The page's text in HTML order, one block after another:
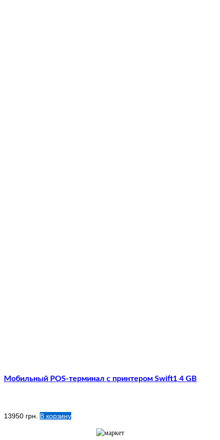
Мобильный POS-терминал с принтером Swift1 4 GB
13950 грн. В корзину